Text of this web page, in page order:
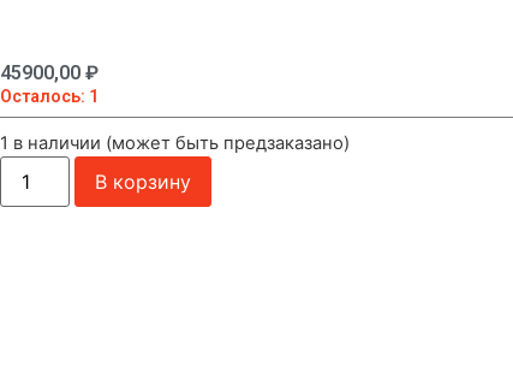
45900,00 ₽
Осталось: 1
1 в наличии (может быть предзаказано)
В корзину